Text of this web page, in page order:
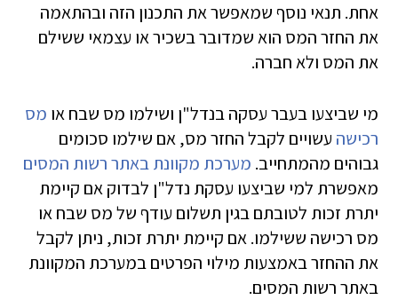
אחת. תנאי נוסף שמאפשר את התכנון הזה ובהתאמה
את החזר המס הוא שמדובר בשכיר או עצמאי ששילם
את המס ולא חברה.
מי שביצעו בעבר עסקה בנדל"ן ושילמו מס שבח או מס
רכישה עשויים לקבל החזר מס, אם שילמו סכומים
גבוהים מהמתחייב. מערכת מקוונת באתר רשות המסים
מאפשרת למי שביצעו עסקת נדל"ן לבדוק אם קיימת
יתרת זכות לטובתם בגין תשלום עודף של מס שבח או
מס רכישה ששילמו. אם קיימת יתרת זכות, ניתן לקבל
את ההחזר באמצעות מילוי הפרטים במערכת המקוונת
באתר רשות המסים.